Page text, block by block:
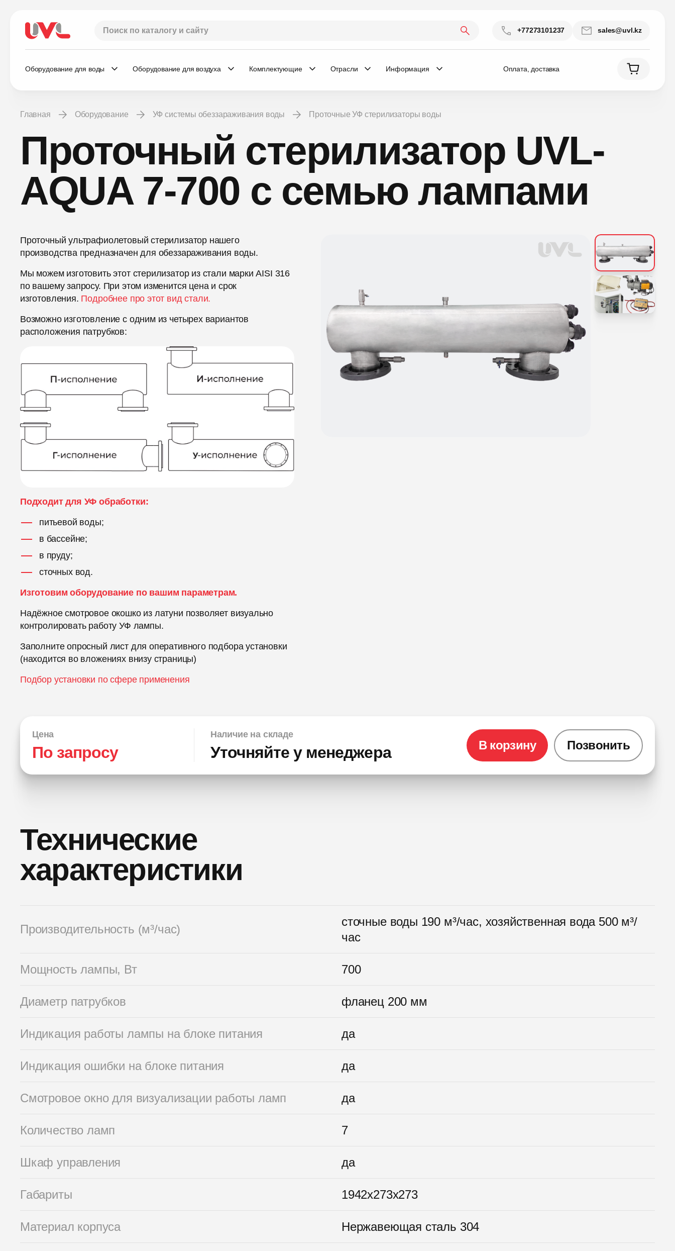
+77273101237 sales@uvl.kz
Оборудование для воды Оборудование для воздуха Комплектующие Отрасли Информация Оплата, доставка
Главная Оборудование УФ системы обеззараживания воды Проточные УФ стерилизаторы воды
Проточный стерилизатор UVL-
AQUA 7-700 с семью лампами
Проточный ультрафиолетовый стерилизатор нашего
производства предназначен для обеззараживания воды.
Мы можем изготовить этот стерилизатор из стали марки AISI 316
по вашему запросу. При этом изменится цена и срок
изготовления. Подробнее про этот вид стали.
Возможно изготовление с одним из четырех вариантов
расположения патрубков:
Подходит для УФ обработки:
питьевой воды;
в бассейне;
в пруду;
сточных вод.
Изготовим оборудование по вашим параметрам.
Надёжное смотровое окошко из латуни позволяет визуально
контролировать работу УФ лампы.
Заполните опросный лист для оперативного подбора установки
(находится во вложениях внизу страницы)
Подбор установки по сфере применения
Цена
По запросу
Наличие на складе
Уточняйте у менеджера В корзину Позвонить
Технические
характеристики
Производительность (м³/час)
сточные воды 190 м³/час, хозяйственная вода 500 м³/
час
Мощность лампы, Вт 700
Диаметр патрубков фланец 200 мм
Индикация работы лампы на блоке питания да
Индикация ошибки на блоке питания да
Смотровое окно для визуализации работы ламп да
Количество ламп 7
Шкаф управления да
Габариты 1942x273x273
Материал корпуса Нержавеющая сталь 304